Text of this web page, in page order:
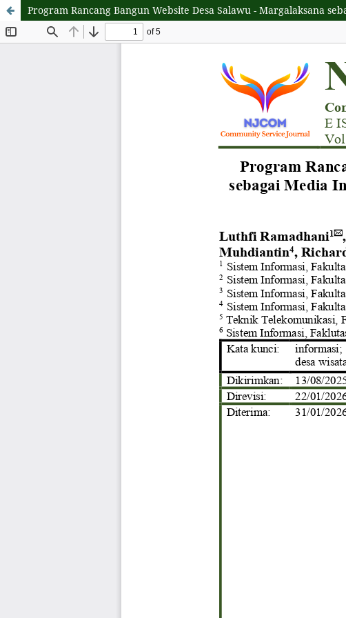
Program Rancang Bangun Website Desa Salawu - Margalaksana